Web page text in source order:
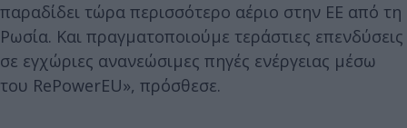
παραδίδει τώρα περισσότερο αέριο στην ΕΕ από τη
Ρωσία. Και πραγματοποιούμε τεράστιες επενδύσεις
σε εγχώριες ανανεώσιμες πηγές ενέργειας μέσω
του RePowerEU», πρόσθεσε.